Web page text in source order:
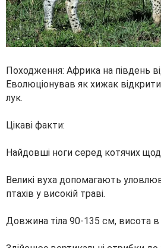
Походження: Африка на південь
Еволюціонував як хижак
лук.
Цікаві факти:
Найдовші ноги серед котячих
Великі вуха допомагають
птахів у високій траві.
Довжина тіла 90-135 см, висота